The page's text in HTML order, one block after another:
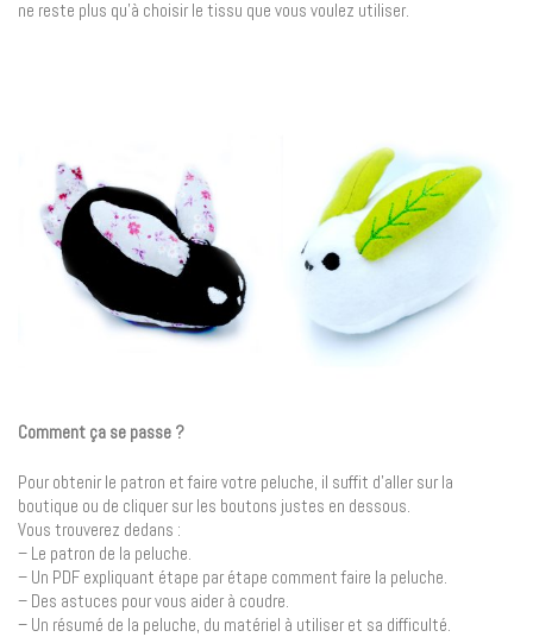
ne reste plus qu’à choisir le tissu que vous voulez utiliser.
Comment ça se passe ?
Pour obtenir le patron et faire votre peluche, il suffit d’aller sur la
boutique ou de cliquer sur les boutons justes en dessous.
Vous trouverez dedans :
– Le patron de la peluche.
– Un PDF expliquant étape par étape comment faire la peluche.
– Des astuces pour vous aider à coudre.
– Un résumé de la peluche, du matériel à utiliser et sa difficulté.